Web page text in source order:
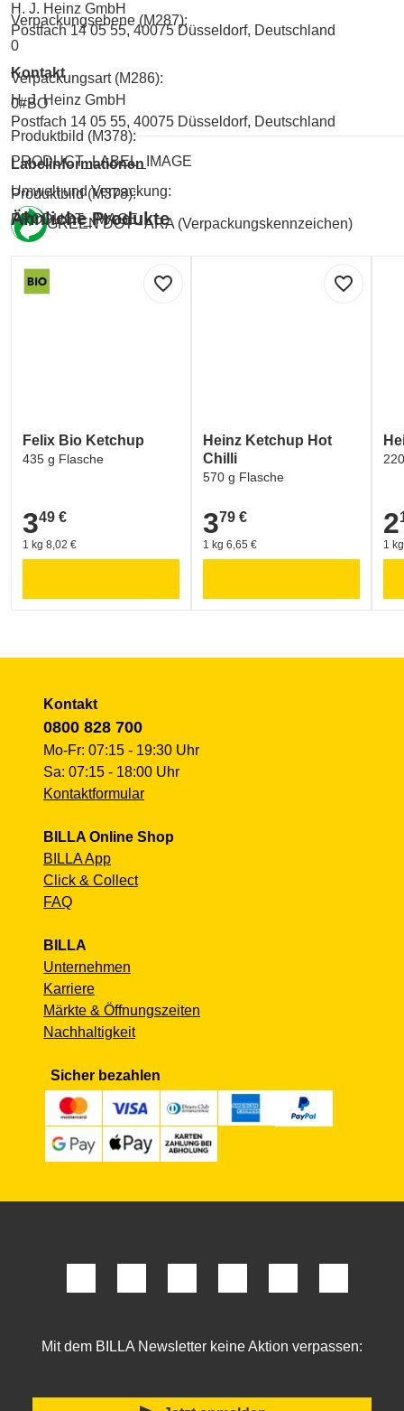
H. J. Heinz GmbH
Postfach 14 05 55, 40075 Düsseldorf, Deutschland
Kontakt
H. J. Heinz GmbH
Postfach 14 05 55, 40075 Düsseldorf, Deutschland
Labelinformationen
Umwelt und Verpackung:
GREEN DOT - ARA (Verpackungskennzeichen)
Verpackungsebene (M287):
0
Verpackungsart (M286):
0#BO
Produktbild (M378):
PRODUCT_LABEL_IMAGE
Produktbild (M378):
PRODUCT_IMAGE
Ähnliche Produkte
favorite_border
Felix Bio Ketchup
435 g Flasche
3,49 €
349 €
1 kg 8,02 €
favorite_border
Heinz Ketchup Hot
Chilli
570 g Flasche
3,79 €
379 €
1 kg 6,65 €
2
1
Kontakt
0800 828 700
Mo-Fr: 07:15 - 19:30 Uhr
Sa: 07:15 - 18:00 Uhr
Kontaktformular
BILLA Online Shop
BILLA App
Click & Collect
FAQ
BILLA
Unternehmen
Karriere
Märkte & Öffnungszeiten
Nachhaltigkeit
Sicher bezahlen
Mit dem BILLA Newsletter keine Aktion verpassen: